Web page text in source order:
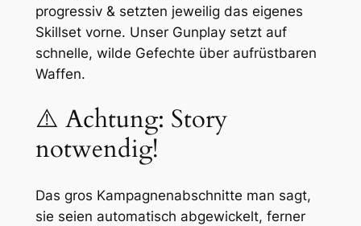
progressiv & setzten jeweilig das eigenes
Skillset vorne. Unser Gunplay setzt auf
schnelle, wilde Gefechte über aufrüstbaren
Waffen.
⚠️ Achtung: Story
notwendig!
Das gros Kampagnenabschnitte man sagt,
sie seien automatisch abgewickelt, ferner